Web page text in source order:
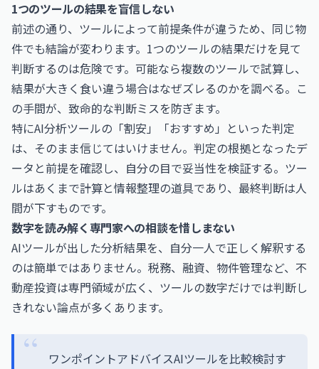
1つのツールの結果を盲信しない
前述の通り、ツールによって前提条件が違うため、同じ物
件でも結論が変わります。1つのツールの結果だけを見て
判断するのは危険です。可能なら複数のツールで試算し、
結果が大きく食い違う場合はなぜズレるのかを調べる。こ
の手間が、致命的な判断ミスを防ぎます。
特にAI分析ツールの「割安」「おすすめ」といった判定
は、そのまま信じてはいけません。判定の根拠となったデ
ータと前提を確認し、自分の目で妥当性を検証する。ツー
ルはあくまで計算と情報整理の道具であり、最終判断は人
間が下すものです。
数字を読み解く専門家への相談を惜しまない
AIツールが出した分析結果を、自分一人で正しく解釈する
のは簡単ではありません。税務、融資、物件管理など、不
動産投資は専門領域が広く、ツールの数字だけでは判断し
きれない論点が多くあります。
ワンポイントアドバイスAIツールを比較検討す